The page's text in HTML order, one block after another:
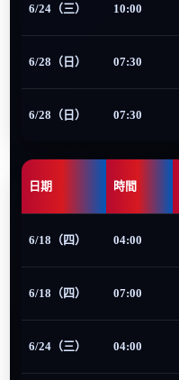
6/24（三） 10:00
6/28（日） 07:30
6/28（日） 07:30
日期 時間
6/18（四） 04:00
6/18（四） 07:00
6/24（三） 04:00